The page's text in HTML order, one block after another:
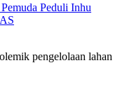
Peduli Inhu
pengelolaan lahan